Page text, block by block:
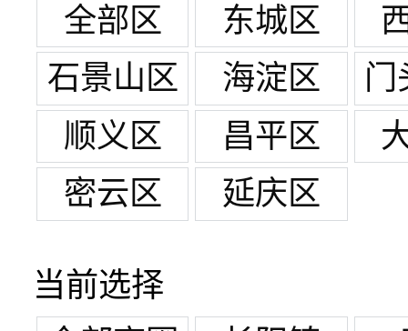
全部区
东城区
石景山区
海淀区
门
顺义区
昌平区
密云区
延庆区
当前选择